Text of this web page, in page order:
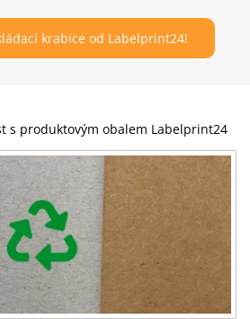
krabice od Labelprint24!
s produktovým obalem Labelprint24